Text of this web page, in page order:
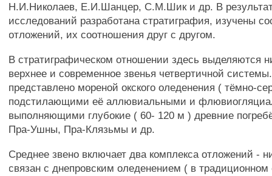
Н.И.Николаев, Е.И.Шанцер, С.М.Шик и др. В
исследований разработана стратиграфия, изучены
отложений, их соотношения друг с другом.
В стратиграфическом отношении здесь выделяются
верхнее и современное звенья четвертичной
представлено мореной окского оледенения ( тёмно-
подстилающими её аллювиальными и
выполняющими глубокие ( 60- 120 м ) древние
Пра-Ушны, Пра-Клязьмы и др.
Среднее звено включает два комплекса отложений -
связан с днепровским оледенением ( в